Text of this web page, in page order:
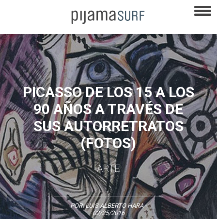
PICASSO DE LOS 15 A LOS
90 AÑOS A TRAVÉS DE
SUS AUTORRETRATOS
(FOTOS)
ARTE
POR:LUIS ALBERTO HARA-
02/25/2016